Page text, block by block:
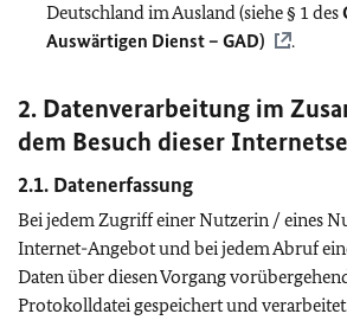
Deutschland im Ausland (siehe § 1 des
Auswärtigen Dienst – GAD)
.
2. Datenverarbeitung im
dem Besuch dieser
2.1. Datenerfassung
Bei jedem Zugriff einer Nutzerin / eines
Internet-Angebot und bei jedem Abruf
Daten über diesen Vorgang
Protokolldatei gespeichert und